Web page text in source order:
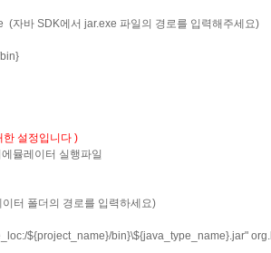
바 SDK에서 jar.exe 파일의 경로를 입력해주세요)
설정입니다 )
뮬레이터 실행파일
터 폴더의 경로를 입력하세요)
${project_name}/bin}\${java_type_name}.jar"